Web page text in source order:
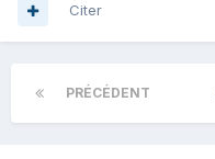
Citer
PRÉCÉDENT